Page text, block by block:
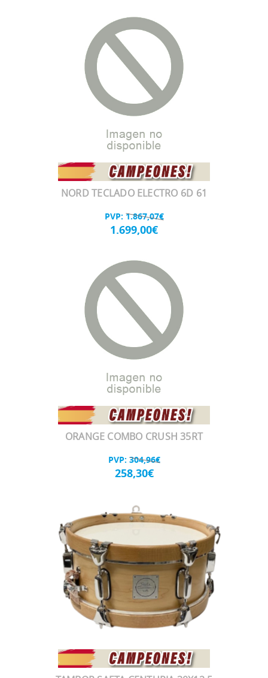
NORD TECLADO ELECTRO 6D 61
PVP: 1.867,07€
1.699,00€
ORANGE COMBO CRUSH 35RT
PVP: 304,96€
258,30€